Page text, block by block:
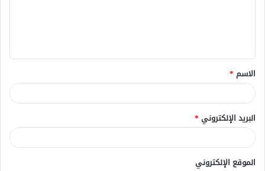
ق
*
الاسم *
البريد الإلكتروني *
الموقع الإلكتروني